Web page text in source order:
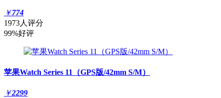
￥774
1973人评分
99%好评
苹果Watch Series 11（GPS版/42mm S/M）
￥2299